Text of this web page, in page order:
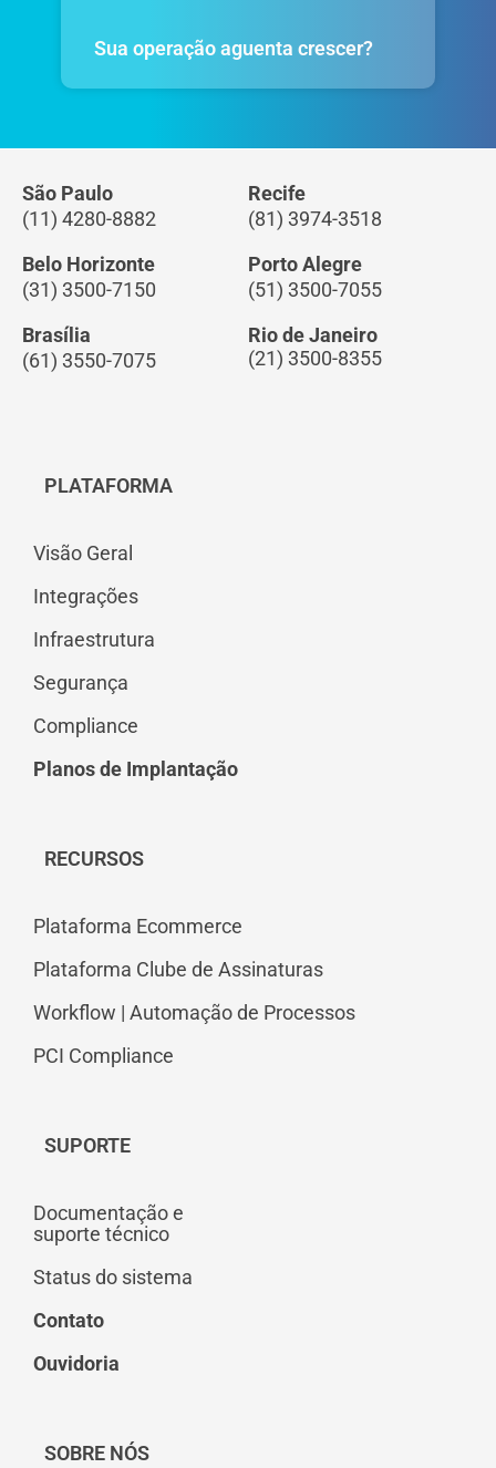
Sua operação aguenta crescer?
São Paulo
(11) 4280-8882
Recife
(81) 3974-3518
Belo Horizonte
(31) 3500-7150
Porto Alegre
(51) 3500-7055
Brasília
(61) 3550-7075
Rio de Janeiro
(21) 3500-8355
PLATAFORMA
Visão Geral
Integrações
Infraestrutura
Segurança
Compliance
Planos de Implantação
RECURSOS
Plataforma Ecommerce
Plataforma Clube de Assinaturas
Workflow | Automação de Processos
PCI Compliance
SUPORTE
Documentação e
suporte técnico
Status do sistema
Contato
Ouvidoria
SOBRE NÓS